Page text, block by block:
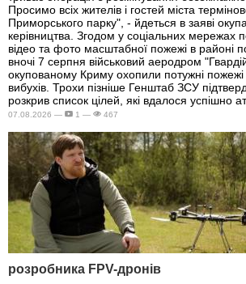
Просимо всіх жителів і гостей міста
Приморського парку", - йдеться в заяві
керівництва. Згодом у соціальних мережах
відео та фото масштабної пожежі в районі
вночі 7 серпня військовий аеродром
окупованому Криму охопили потужні пожежі
вибухів. Трохи пізніше Генштаб ЗСУ
розкрив список цілей, які вдалося успішно
07.08.2026 — 1 — 467
розробника FPV-дронів